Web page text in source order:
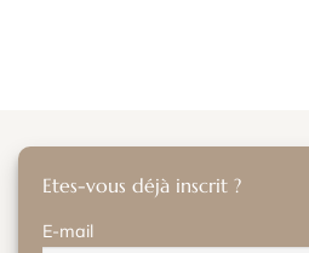
Etes-vous déjà inscrit ?
E-mail